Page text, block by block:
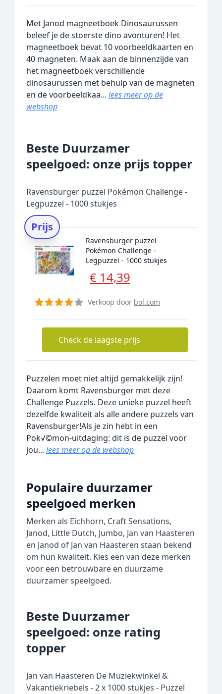
Met Janod magneetboek Dinosaurussen
beleef je de stoerste dino avonturen! Het
magneetboek bevat 10 voorbeeldkaarten en
40 magneten. Maak aan de binnenzijde van
het magneetboek verschillende
dinosaurussen met behulp van de magneten
en de voorbeeldkaa... lees meer op de
webshop
Beste Duurzamer
speelgoed: onze prijs topper
Ravensburger puzzel Pokémon Challenge -
Legpuzzel - 1000 stukjes
Prijs
Ravensburger puzzel
Pokémon Challenge -
Legpuzzel - 1000 stukjes
€ 14,39
Verkoop door bol.com
Check de laagste prijs
Puzzelen moet niet altijd gemakkelijk zijn!
Daarom komt Ravensburger met deze
Challenge Puzzels. Deze unieke puzzel heeft
dezelfde kwaliteit als alle andere puzzels van
Ravensburger!Als je zin hebt in een
Pok√©mon-uitdaging: dit is de puzzel voor
jou... lees meer op de webshop
Populaire duurzamer
speelgoed merken
Merken als Eichhorn, Craft Sensations,
Janod, Little Dutch, Jumbo, Jan van Haasteren
en Janod of Jan van Haasteren staan bekend
om hun kwaliteit. Kies een van deze merken
voor een betrouwbare en duurzame
duurzamer speelgoed.
Beste Duurzamer
speelgoed: onze rating
topper
Jan van Haasteren De Muziekwinkel &
Vakantiekriebels - 2 x 1000 stukjes - Puzzel